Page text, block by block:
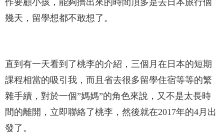
幾天，留學想都不敢想了。
直到有一天看到了桃李的介紹，三個月在日本的短期
課程相當的吸引我，而且省去很多留學住宿等等的繁
雜手續，對於一個”媽媽”的角色來說，又不是太長時
間的離開，立即聯絡了桃李，然後就在2017年的4月出
發了。